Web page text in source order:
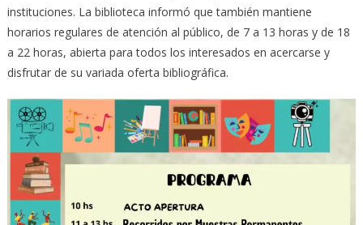
instituciones. La biblioteca informó que también mantiene
horarios regulares de atención al público, de 7 a 13 horas y de 18
a 22 horas, abierta para todos los interesados en acercarse y
disfrutar de su variada oferta bibliográfica.